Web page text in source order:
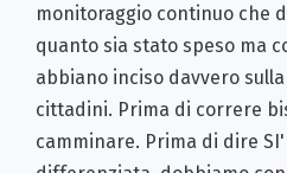
monitoraggio continuo che
quanto sia stato speso ma
abbiano inciso davvero
cittadini. Prima di correre
camminare. Prima di dire